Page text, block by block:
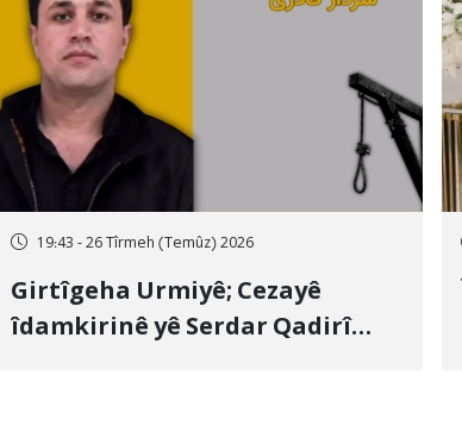
19:43 - 26 Tîrmeh (Temûz) 2026
Girtîgeha Urmiyê; Cezayê
îdamkirinê yê Serdar Qadirî